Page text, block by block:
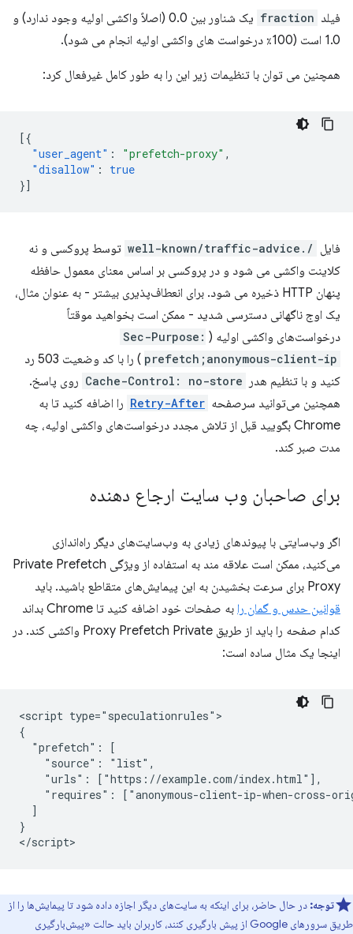
فیلد fraction
یک شناور بین 0.0 (اصلاً واکشی اولیه وجود ندارد) و
1.0 است (100٪ درخواست های واکشی اولیه انجام می شود).
همچنین می توان با تنظیمات زیر این را به طور کامل غیرفعال کرد:
[{
"user_agent" : "prefetch-proxy" ,
"disallow" :
true
}]
فایل /.well-known/traffic-advice
توسط پروکسی و نه
کلاینت واکشی می شود و در پروکسی بر اساس معنای معمول حافظه
پنهان HTTP ذخیره می شود. برای انعطاف‌پذیری بیشتر - به عنوان مثال،
یک اوج ناگهانی دسترسی شدید - ممکن است بخواهید موقتاً
درخواست‌های واکشی اولیه ( Sec-Purpose:
prefetch;anonymous-client-ip
) را با کد وضعیت 503 رد
کنید و با تنظیم هدر
Cache-Control: no-store روی پاسخ.
همچنین می‌توانید سرصفحه Retry-After را اضافه کنید تا به
Chrome بگویید قبل از تلاش مجدد درخواست‌های واکشی اولیه، چه
مدت صبر کند.
برای صاحبان وب سایت ارجاع دهنده
اگر وب‌سایتی با پیوندهای زیادی به وب‌سایت‌های دیگر راه‌اندازی
می‌کنید، ممکن است علاقه مند به استفاده از ویژگی Private Prefetch
Proxy برای سرعت بخشیدن به این پیمایش‌های متقاطع باشید. باید
قوانین حدس و گمان را
به صفحات خود اضافه کنید تا Chrome بداند
کدام صفحه را باید از طریق Proxy Prefetch Private واکشی کند. در
اینجا یک مثال ساده است:
<script type="speculationrules">
{
  "prefetch": [
    "source": "list",
    "urls": ["https://example.com/index.html"],
"requires": ["anonymous-client-ip-when-cross-
  ]
}
توجه: در حال حاضر، برای اینکه به سایت‌های دیگر اجازه داده شود تا پیمایش‌ها را از
طریق سرورهای Google از پیش بارگیری کنند، کاربران باید حالت «پیش‌بارگیری